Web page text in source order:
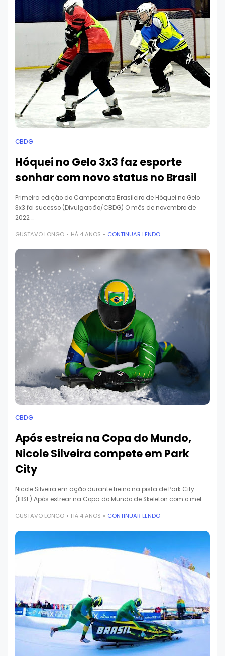
CBDG
Hóquei no Gelo 3x3 faz esporte
sonhar com novo status no Brasil
Primeira edição do Campeonato Brasileiro de Hóquei no Gelo
3x3 foi sucesso (Divulgação/CBDG) O mês de novembro de
2022 …
GUSTAVO LONGO HÁ 4 ANOS CONTINUAR LENDO
CBDG
Após estreia na Copa do Mundo,
Nicole Silveira compete em Park
City
Nicole Silveira em ação durante treino na pista de Park City
(IBSF) Após estrear na Copa do Mundo de Skeleton com o mel…
GUSTAVO LONGO HÁ 4 ANOS CONTINUAR LENDO